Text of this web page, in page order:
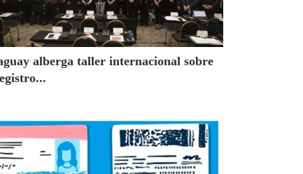
alberga taller internacional sobre